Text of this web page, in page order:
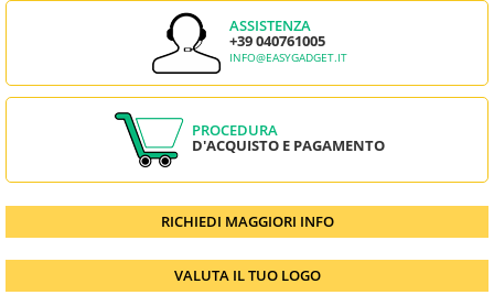
ASSISTENZA
+39 040761005
INFO@EASYGADGET.IT
PROCEDURA
D'ACQUISTO E PAGAMENTO
RICHIEDI MAGGIORI INFO
VALUTA IL TUO LOGO